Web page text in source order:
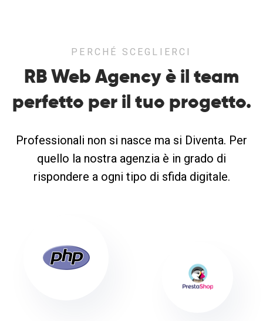
PERCHÉ SCEGLIERCI
RB Web Agency è il team
perfetto per il tuo progetto.
Professionali non si nasce ma si Diventa. Per
quello la nostra agenzia è in grado di
rispondere a ogni tipo di sfida digitale.